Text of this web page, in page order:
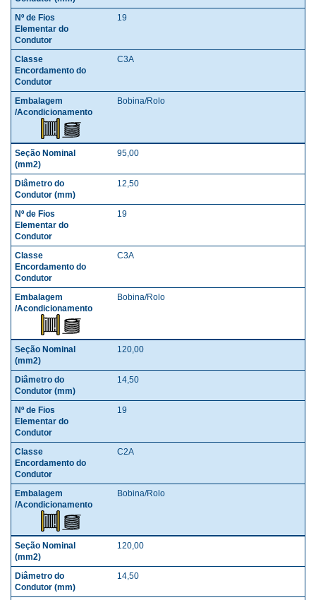
19
C3A
Bobina/Rolo
95,00
12,50
19
C3A
Bobina/Rolo
120,00
14,50
19
C2A
Bobina/Rolo
120,00
14,50